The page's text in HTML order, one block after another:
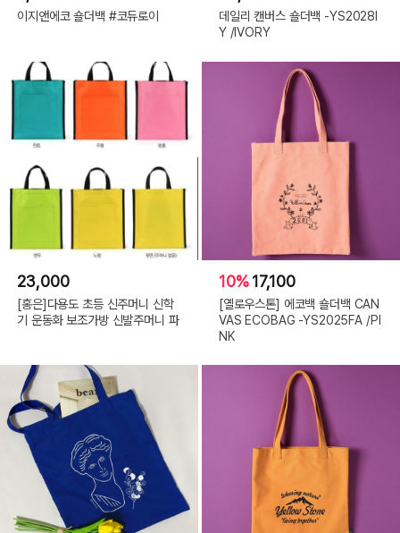
이지앤에코 숄더백 #코듀로이
데일리 캔버스 숄더백 -YS2028I
Y /IVORY
23,000
[홍은]다용도 초등 신주머니 신학
기 운동화 보조가방 신발주머니 파
10%17,100
[옐로우스톤] 에코백 숄더백 CAN
VAS ECOBAG -YS2025FA /PI
NK